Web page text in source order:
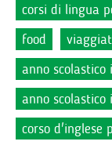
corsi di lingua
food
anno scolastico
anno
corso d'inglese